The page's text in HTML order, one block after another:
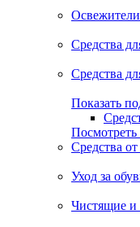
Средства
Средства
Показать
Посмотреть
Средства
Уход за
Чистящие и